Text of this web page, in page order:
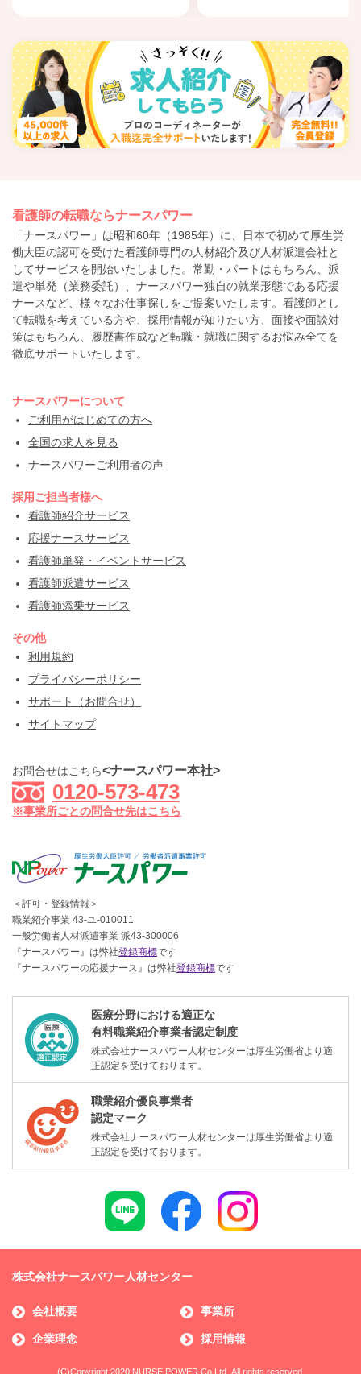
看護師の転職ならナースパワー
「ナースパワー」は昭和60年（1985年）に、日本で初めて厚生労
働大臣の認可を受けた看護師専門の人材紹介及び人材派遣会社と
してサービスを開始いたしました。常勤・パートはもちろん、派
遣や単発（業務委託）、ナースパワー独自の就業形態である応援
ナースなど、様々なお仕事探しをご提案いたします。看護師とし
て転職を考えている方や、採用情報が知りたい方、面接や面談対
策はもちろん、履歴書作成など転職・就職に関するお悩み全てを
徹底サポートいたします。
ナースパワーについて
ご利用がはじめての方へ
全国の求人を見る
ナースパワーご利用者の声
採用ご担当者様へ
看護師紹介サービス
応援ナースサービス
看護師単発・イベントサービス
看護師派遣サービス
看護師添乗サービス
その他
利用規約
プライバシーポリシー
サポート（お問合せ）
サイトマップ
お問合せはこちら<ナースパワー本社>
0120-573-473
※事業所ごとの問合せ先はこちら
＜許可・登録情報＞
職業紹介事業 43-ユ-010011
一般労働者人材派遣事業 派43-300006
『ナースパワー』は弊社登録商標です
『ナースパワーの応援ナース』は弊社登録商標です
医療分野における適正な
有料職業紹介事業者認定制度
株式会社ナースパワー人材センターは厚生労働省より適
正認定を受けております。
職業紹介優良事業者
認定マーク
株式会社ナースパワー人材センターは厚生労働省より適
正認定を受けております。
株式会社ナースパワー人材センター
会社概要 事業所
企業理念 採用情報
(C)Copyright 2020 NURSE POWER Co,Ltd. All rights reserved.